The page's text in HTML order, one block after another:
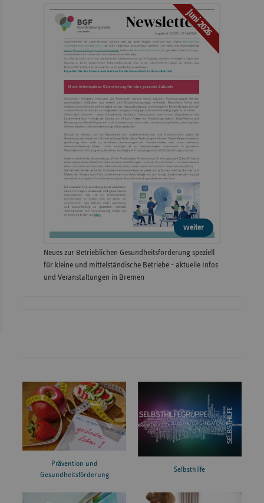
Juni 2026
weiter
Neues zur Betrieblichen Gesundheitsförderung speziell
für kleine und mittelständische Betriebe - aktuelle Infos
und Veranstaltungen in Bremen
Prävention und
Gesundheitsförderung
Selbsthilfe